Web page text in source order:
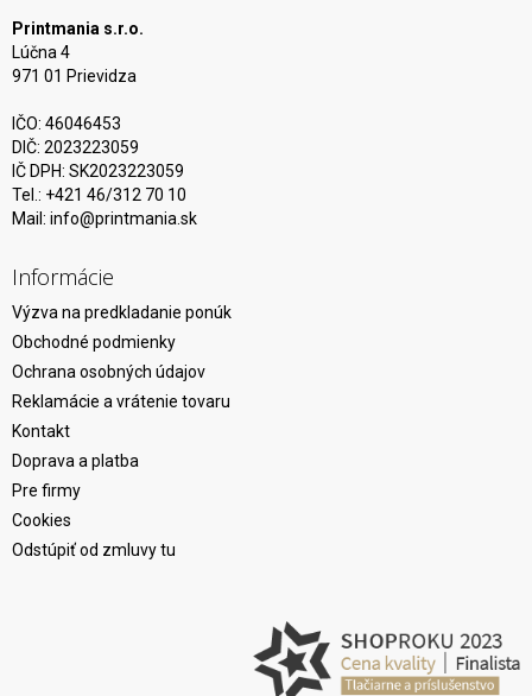
Printmania s.r.o.
Lúčna 4
971 01 Prievidza
IČO: 46046453
DIČ: 2023223059
IČ DPH: SK2023223059
Tel.: +421 46/312 70 10
Mail: info@printmania.sk
Informácie
Výzva na predkladanie ponúk
Obchodné podmienky
Ochrana osobných údajov
Reklamácie a vrátenie tovaru
Kontakt
Doprava a platba
Pre firmy
Cookies
Odstúpiť od zmluvy tu